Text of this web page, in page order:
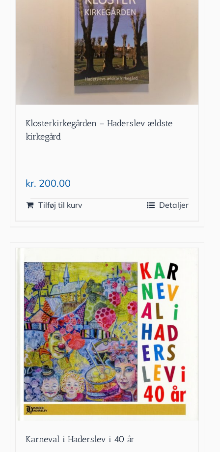
Klosterkirkegården – Haderslev ældste
kirkegård
kr. 200.00
Tilføj til kurv Detaljer
Karneval i Haderslev i 40 år